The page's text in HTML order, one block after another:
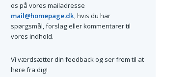
os på vores mailadresse
mail@homepage.dk, hvis du har
spørgsmål, forslag eller kommentarer til
vores indhold.
Vi værdsætter din feedback og ser frem til at
høre fra dig!